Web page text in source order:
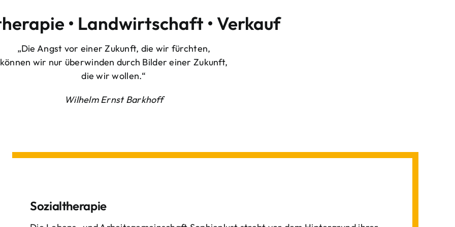
• Landwirtschaft • Verkauf
„Die Angst vor einer Zukunft, die wir fürchten,
können wir nur überwinden durch Bilder einer Zukunft,
die wir wollen.“
Wilhelm Ernst Barkhoff
Sozialtherapie